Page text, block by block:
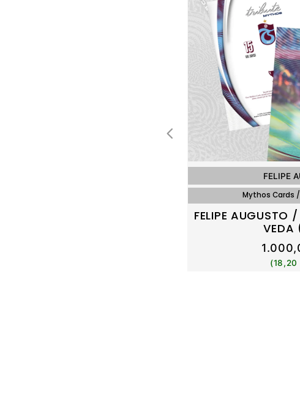
FELIPE
Mythos Cards
FELIPE AUGUSTO
VEDA
(18,20